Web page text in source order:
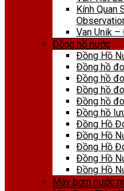
Kính Quan
Van Unik –
Đồng hồ nước
Đồng Hồ
Đồng hồ
Đồng hồ
Đồng hồ
Đồng hồ
Đồng hồ
Đồng Hồ
Đồng Hồ
Đồng Hồ
Đồng Hồ
Đồng Hồ
Máy bơm nước